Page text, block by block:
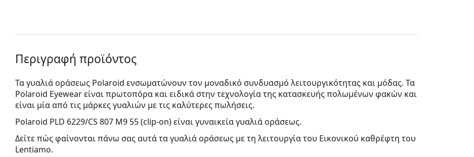
Περιγραφή προϊόντος
Τα γυαλιά οράσεως Polaroid ενσωματώνουν τον μοναδικό συνδυασμό λειτουργικότητας και μόδας. Τα
Polaroid Eyewear είναι πρωτοπόρα και ειδικά στην τεχνολογία της κατασκευής πολωμένων φακών και
είναι μία από τις μάρκες γυαλιών με τις καλύτερες πωλήσεις.
Polaroid PLD 6229/CS 807 M9 55 (clip-on)είναι γυναικεία γυαλιά οράσεως.
Δείτε πώς φαίνονται πάνω σας αυτά τα γυαλιά οράσεως με τη λειτουργία του Εικονικού καθρέφτη του
Lentiamo.